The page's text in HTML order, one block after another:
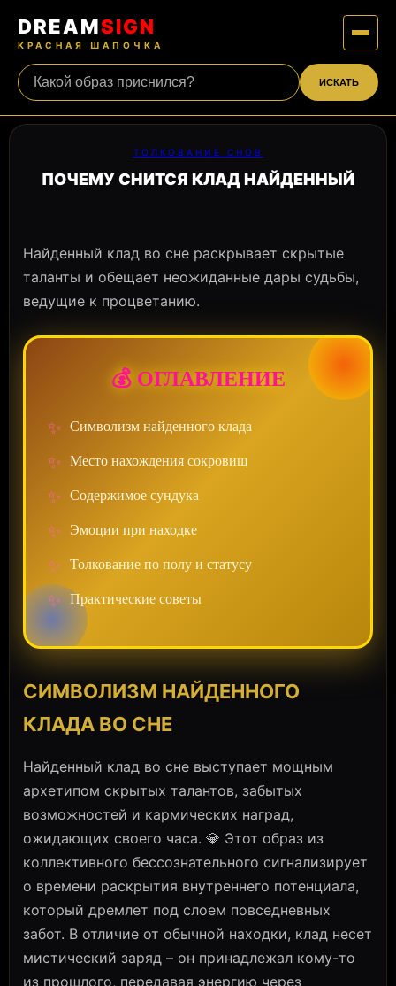
DREAMSIGN
КРАСНАЯ ШАПОЧКА
ИСКАТЬ
ТОЛКОВАНИЕ СНОВ
ПОЧЕМУ СНИТСЯ КЛАД НАЙДЕННЫЙ
Найденный клад во сне раскрывает скрытые
таланты и обещает неожиданные дары судьбы,
ведущие к процветанию.
💰 ОГЛАВЛЕНИЕ
✨ Символизм найденного клада
✨ Место нахождения сокровищ
✨ Содержимое сундука
✨ Эмоции при находке
✨ Толкование по полу и статусу
✨ Практические советы
СИМВОЛИЗМ НАЙДЕННОГО
КЛАДА ВО СНЕ
Найденный клад во сне выступает мощным
архетипом скрытых талантов, забытых
возможностей и кармических наград,
ожидающих своего часа. 💎 Этот образ из
коллективного бессознательного сигнализирует
о времени раскрытия внутреннего потенциала,
который дремлет под слоем повседневных
забот. В отличие от обычной находки, клад несет
мистический заряд – он принадлежал кому-то
из прошлого, передавая энергию через